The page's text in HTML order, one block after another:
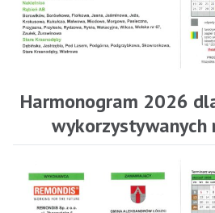
Harmonogram 2026
wykorzystywanych